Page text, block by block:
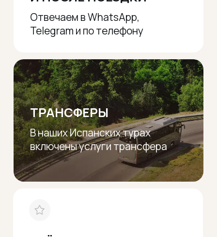
esfiriatravel@gmail.com
Социальные сети:
Политика конфиденциальности
Сайт разработан avacletta
© Esfiria-Gold sp.z.o.o, 2023